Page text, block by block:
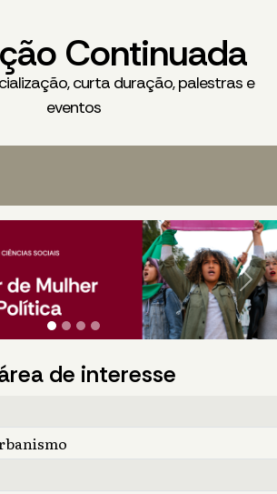
Continuada
curta duração, palestras e
eventos
Next
de interesse